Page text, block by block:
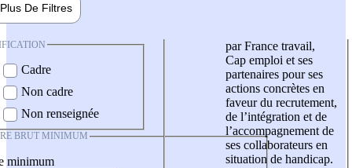
Plus De Filtres
Cadre
Non cadre
Non renseignée
BRUT MINIMUM
minimum
par France travail,
Cap emploi et ses
partenaires pour ses
actions concrètes en
faveur du recrutement,
de l’intégration et de
l’accompagnement de
ses collaborateurs en
situation de handicap.